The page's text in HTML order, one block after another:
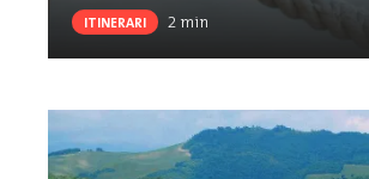
ITINERARI 2 min